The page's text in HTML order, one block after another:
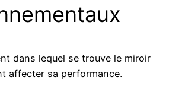
dans lequel se trouve le miroir
affecter sa performance.